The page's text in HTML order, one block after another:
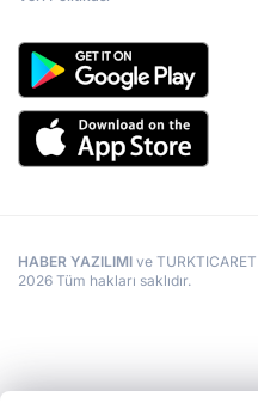
HABER YAZILIMI ve
2026 Tüm hakları saklıdır.